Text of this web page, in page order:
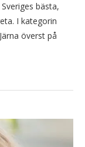
bästa,
I kategorin
överst på